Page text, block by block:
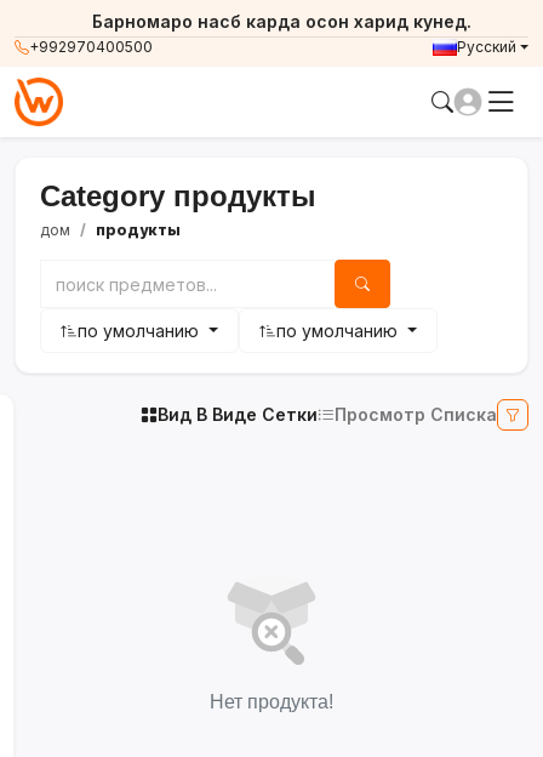
+992970400500
Барномаро насб карда осон харид кунед.
Русский
Category продукты
дом продукты
по умолчанию по умолчанию
Вид В Виде Сетки Просмотр Списка
Нет продукта!